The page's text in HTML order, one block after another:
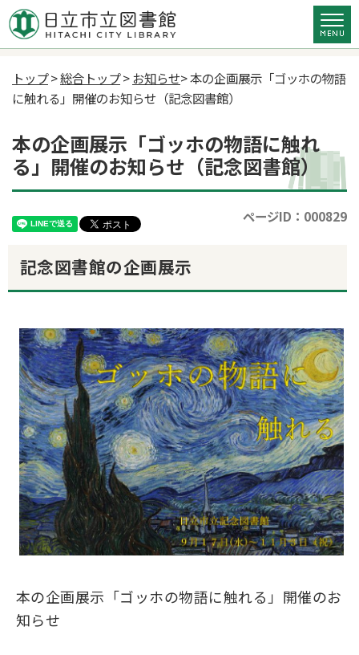
トップ>総合トップ>お知らせ> 本の企画展示「ゴッホの物語
に触れる」開催のお知らせ（記念図書館）
本の企画展示「ゴッホの物語に触れ
る」開催のお知らせ（記念図書館）
ページID：000829
記念図書館の企画展示
本の企画展示「ゴッホの物語に触れる」開催のお
知らせ